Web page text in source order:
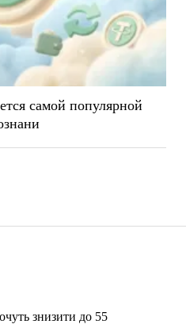
знизити до 55
самой популярной